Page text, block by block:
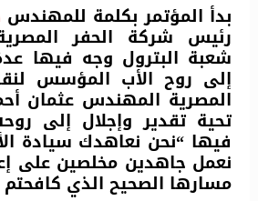
بدأ المؤتمر بكلمة للمهندس
رئيس شركة الحفر
شعبة البترول وجه فيها
إلى روح الأب المؤسس
المصرية المهندس عثمان
تحية تقدير وإجلال إلى
فيها “نحن نعاهدك سيادة
نعمل جاهدين مخلصين على
مسارها الصحيح الذي